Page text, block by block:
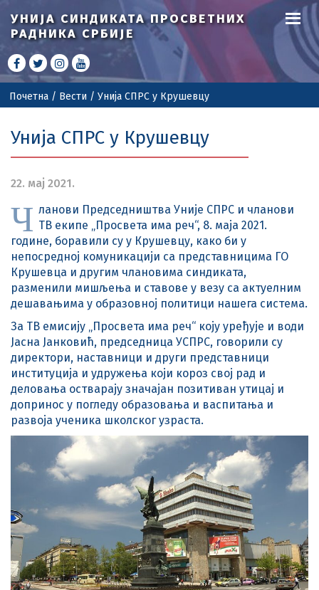
УНИЈА СИНДИКАТАПРОСВЕТНИХ
РАДНИКА СРБИЈЕ
Почетна / Вести / Унија СПРС у Крушевцу
Унија СПРС у Крушевцу
22. мај 2021.
Ч ланови Председништва Уније СПРС и чланови
ТВ екипе „Просвета има реч“, 8. маја 2021.
године, боравили су у Крушевцу, како би у
непосредној комуникацији са представницима ГО
Крушевца и другим члановима синдиката,
разменили мишљења и ставове у везу са актуелним
дешавањима у образовној политици нашега система.
За ТВ емисију „Просвета има реч“ коју уређује и води
Јасна Јанковић, председница УСПРС, говорили су
директори, наставници и други представници
институција и удружења који короз свој рад и
деловања остварају значајан позитиван утицај и
допринос у погледу образовања и васпитања и
развоја ученика школског узраста.